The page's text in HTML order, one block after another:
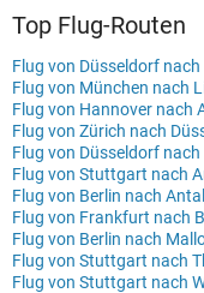
Top Flug-Routen
Flug von Düsseldorf
Flug von München nach
Flug von Hannover nach
Flug von Zürich nach
Flug von Düsseldorf nach
Flug von Stuttgart nach
Flug von Berlin nach
Flug von Frankfurt nach
Flug von Berlin nach
Flug von Stuttgart nach
Flug von Stuttgart nach